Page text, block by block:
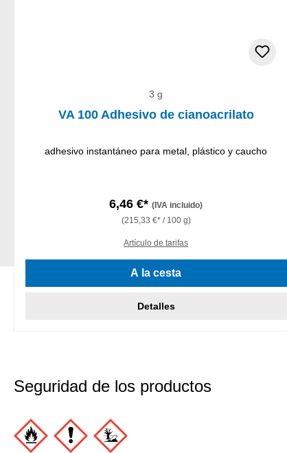
3 g
VA 100 Adhesivo de cianoacrilato
adhesivo instantáneo para metal, plástico y caucho
6,46 €*(IVA incluido)
(215,33 €* / 100 g)
Artículo de tarifas
A la cesta
Detalles
Seguridad de los productos